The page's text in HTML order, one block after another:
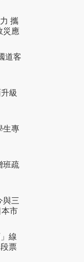
攜
災應
道客
級
生專
班疏
與三
市
線
票